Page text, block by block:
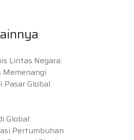
Lintas Negara:
Memenangi
Pasar Global
Global:
Pertumbuhan